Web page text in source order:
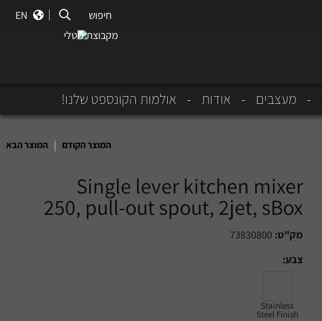
חיפוש
EN
מקבוצת נוטלי
מעצבים אודות אולמות הקונספט שלנו!
המוצר הקודם | המוצר הבא
Single lever kitchen mixer
250, pull-out spout, 2jet, sBox
מק"ט: 73830800
צבע:
Stainless
Steel Finish